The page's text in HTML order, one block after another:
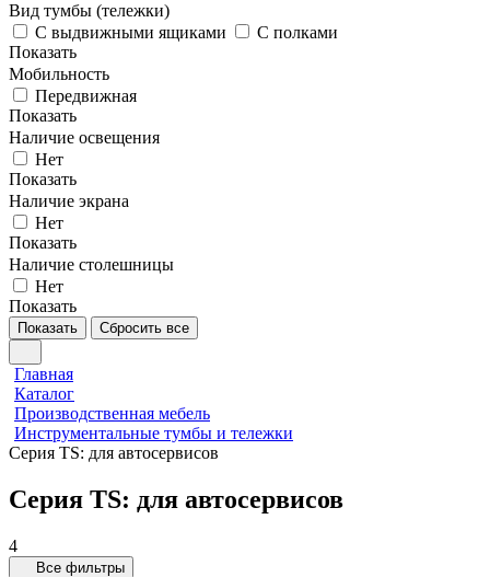
Вид тумбы (тележки)
С выдвижными ящиками
С полками
Показать
Мобильность
Передвижная
Показать
Наличие освещения
Нет
Показать
Наличие экрана
Нет
Показать
Наличие столешницы
Нет
Показать
Показать Сбросить все
Главная
Каталог
Производственная мебель
Инструментальные тумбы и тележки
Серия TS: для автосервисов
Серия TS: для автосервисов
4
Все фильтры